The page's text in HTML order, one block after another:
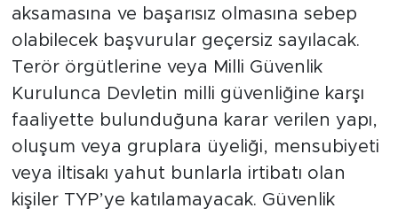
aksamasına ve başarısız olmasına sebep
olabilecek başvurular geçersiz sayılacak.
Terör örgütlerine veya Milli Güvenlik
Kurulunca Devletin milli güvenliğine karşı
faaliyette bulunduğuna karar verilen yapı,
oluşum veya gruplara üyeliği, mensubiyeti
veya iltisakı yahut bunlarla irtibatı olan
kişiler TYP’ye katılamayacak. Güvenlik